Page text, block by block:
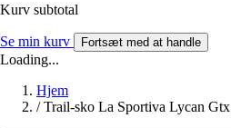
Kurv subtotal
Se min kurv Fortsæt med at handle
Loading...
Hjem
/ Trail-sko La Sportiva Lycan Gtx